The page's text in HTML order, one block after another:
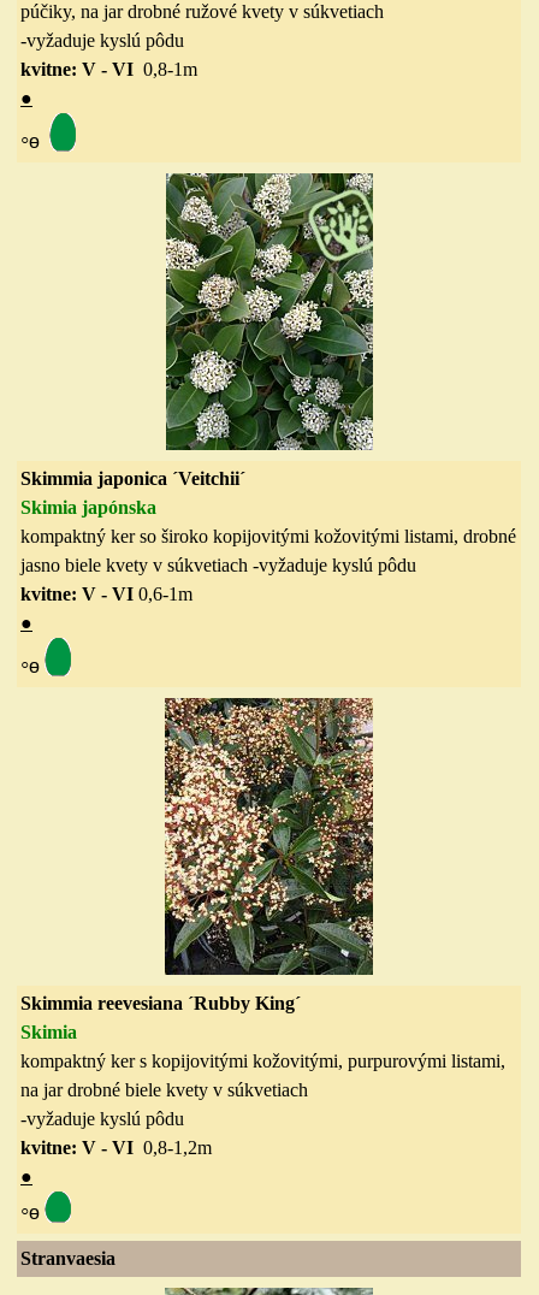
púčiky, na jar drobné ružové kvety v súkvetiach
-vyžaduje kyslú pôdu
kvitne: V - VI 0,8-1m
●
◦ө
Skimmia japonica ´Veitchii´
Skimia japónska
kompaktný kerso široko kopijovitými kožovitými listami, drobné
jasno biele kvety v súkvetiach -vyžaduje kyslú pôdu
kvitne: V - VI 0,6-1m
●
◦ө
Skimmia reevesiana ´Rubby King´
Skimia
kompaktný ker s kopijovitými kožovitými, purpurovými listami,
na jar drobné biele kvety v súkvetiach
-vyžaduje kyslú pôdu
kvitne: V - VI 0,8-1,2m
●
◦ө
Stranvaesia